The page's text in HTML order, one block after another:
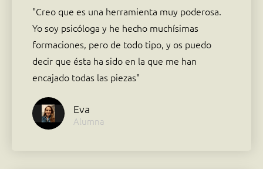
"Creo que es una herramienta muy poderosa.
Yo soy psicóloga y he hecho muchísimas
formaciones, pero de todo tipo, y os puedo
decir que ésta ha sido en la que me han
encajado todas las piezas"
Eva
Alumna